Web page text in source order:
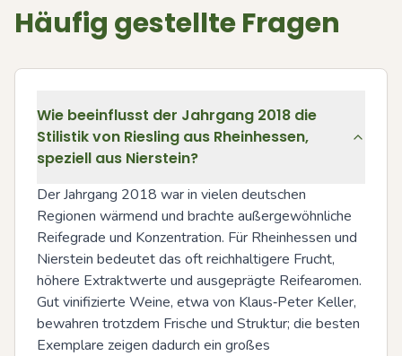
Häufig gestellte Fragen
Wie beeinflusst der Jahrgang 2018 die
Stilistik von Riesling aus Rheinhessen,
speziell aus Nierstein?
Der Jahrgang 2018 war in vielen deutschen
Regionen wärmend und brachte außergewöhnliche
Reifegrade und Konzentration. Für Rheinhessen und
Nierstein bedeutet das oft reichhaltigere Frucht,
höhere Extraktwerte und ausgeprägte Reifearomen.
Gut vinifizierte Weine, etwa von Klaus‑Peter Keller,
bewahren trotzdem Frische und Struktur; die besten
Exemplare zeigen dadurch ein großes